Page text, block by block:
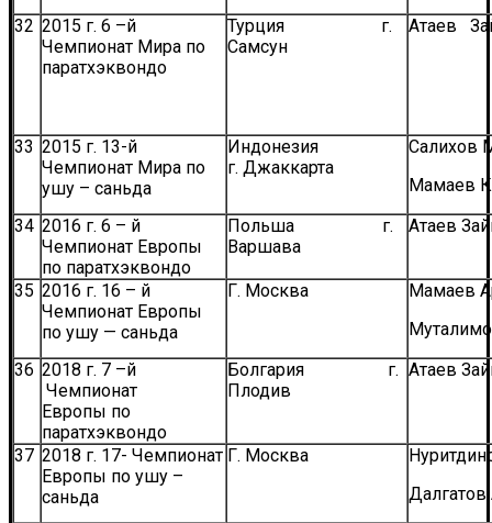
32 2015 г. 6 –й
Чемпионат Мира по
паратхэквондо
Турция г.
Самсун
Атаев
33 2015 г. 13-й
Чемпионат Мира по
ушу – саньда
Индонезия
г. Джаккарта
Салихов
Мамаев
34 2016 г. 6 – й
Чемпионат Европы
по паратхэквондо
Польша г.
Варшава
Атаев
35 2016 г. 16 – й
Чемпионат Европы
по ушу — саньда
Г. Москва
Мамаев
36 2018 г. 7 –й
Чемпионат
Европы по
паратхэквондо
Болгария г.
Плодив
Атаев
37 2018 г. 17- Чемпионат
Европы по ушу –
саньда
Г. Москва
Далгатов